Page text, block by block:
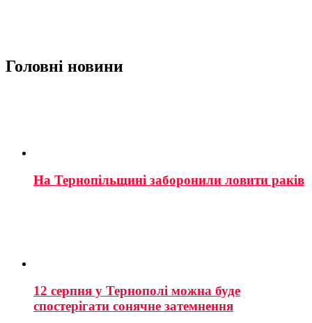
Головні новини
На Тернопільщині заборонили ловити раків
12 серпня у Тернополі можна буде
спостерігати сонячне затемнення